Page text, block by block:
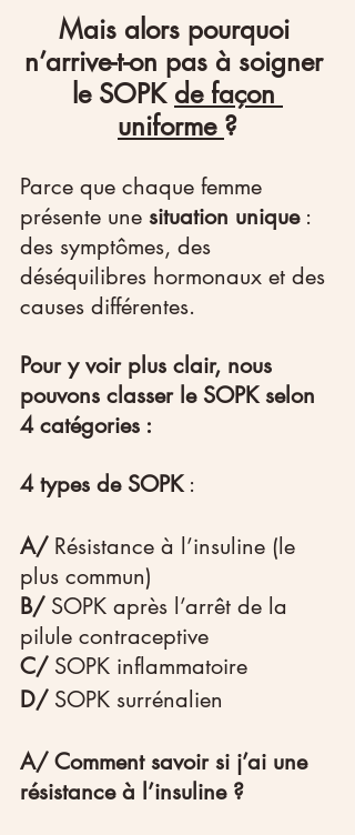
Mais alors pourquoi
n’arrive-t-on pas à soigner
le SOPK de façon
uniforme ?
Parce que chaque femme
présente une situation unique :
des symptômes, des
déséquilibres hormonaux et des
causes différentes.
Pour y voir plus clair, nous
pouvons classer le SOPK selon
4 catégories :
4 types de SOPK :
A/ Résistance à l’insuline (le
plus commun)
B/ SOPK après l’arrêt de la
pilule contraceptive
C/ SOPK inflammatoire
D/ SOPK surrénalien
A/ Comment savoir si j’ai une
résistance à l’insuline ?